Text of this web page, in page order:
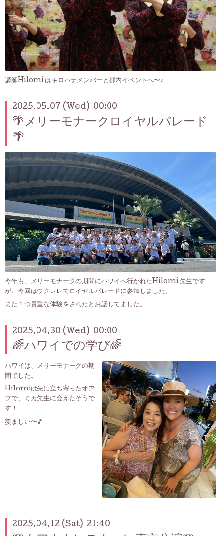
講師Hilomi はキロハナメンバーと都内イベントへ〜♪
2025.05.07 (Wed) 00:00
🌴メリーモナークロイヤルパレード
🌴
今年も、メリーモナークの期間にハワイへ行かれたHilomi 先生です
が、今回はウクレレでロイヤルパレードに参加しました。
また１つ貴重な体験をされたとお話してました。
2025.04.30 (Wed) 00:00
🌈ハワイでの学び🌈
ハワイは、メリーモナークの期
間でした。
Hilomiは先に立ち寄ったオア
フで、ミカ先生に会えたそうで
す！
羨ましい〜🎵
2025.04.12 (Sat) 21:40